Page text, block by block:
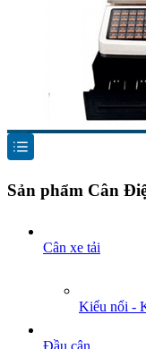
Sản phẩm Cân
Cân xe tải
Kiểu nổi -